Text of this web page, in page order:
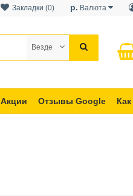
р. Валюта
Закладки (0)
Везде
Акции Отзывы Google